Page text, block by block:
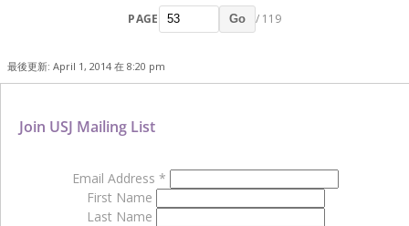
PAGE Go / 119
最後更新: April 1, 2014 在 8:20 pm
Join USJ Mailing List
Email Address *
First Name
Last Name